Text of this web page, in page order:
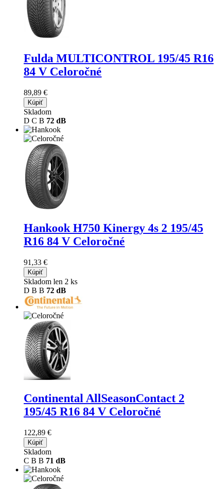
Fulda MULTICONTROL 195/45 R16
84 V Celoročné
89,89 €
Kúpiť
Skladom
D C B 72 dB
Hankook H750 Kinergy 4s 2 195/45
R16 84 V Celoročné
91,33 €
Kúpiť
Skladom len 2 ks
D B B 72 dB
Continental AllSeasonContact 2
195/45 R16 84 V Celoročné
122,89 €
Kúpiť
Skladom
C B B 71 dB